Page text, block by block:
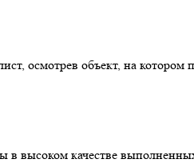
осмотрев объект, на
высоком качестве